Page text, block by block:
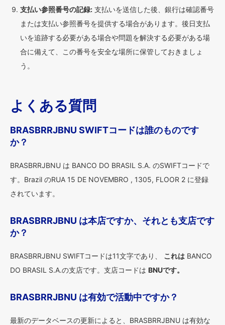
支払い参照番号の記録: 支払いを送信した後、銀行は確認番号
または支払い参照番号を提供する場合があります。後日支払
いを追跡する必要がある場合や問題を解決する必要がある場
合に備えて、この番号を安全な場所に保管しておきましょ
う。
よくある質問
BRASBRRJBNU SWIFTコードは誰のものです
か？
BRASBRRJBNU は BANCO DO BRASIL S.A. のSWIFTコードで
す。Brazil のRUA 15 DE NOVEMBRO , 1305, FLOOR 2 に登録
されています。
BRASBRRJBNU は本店ですか、それとも支店です
か？
BRASBRRJBNU SWIFTコードは11文字であり、 これは BANCO
DO BRASIL S.A.の支店です。支店コードは BNUです。
BRASBRRJBNU は有効で活動中ですか？
最新のデータベースの更新によると、BRASBRRJBNU は有効な